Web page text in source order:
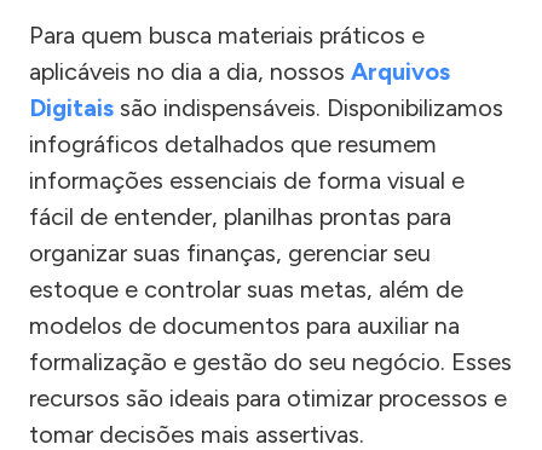
Para quem busca materiais práticos e
aplicáveis no dia a dia, nossos Arquivos
Digitais são indispensáveis. Disponibilizamos
infográficos detalhados que resumem
informações essenciais de forma visual e
fácil de entender, planilhas prontas para
organizar suas finanças, gerenciar seu
estoque e controlar suas metas, além de
modelos de documentos para auxiliar na
formalização e gestão do seu negócio. Esses
recursos são ideais para otimizar processos e
tomar decisões mais assertivas.